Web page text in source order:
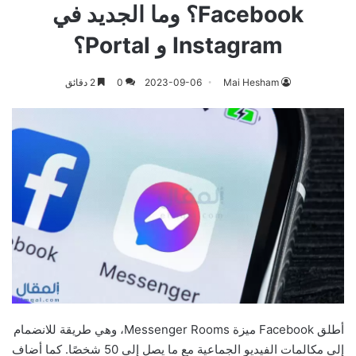
Facebook؟ وما الجديد في
Instagram و Portal؟
Mai Hesham
2023-09-06
0
أطلق Facebook ميزة Messenger Rooms، وهي طريقة للانضمام
إلى مكالمات الفيديو الجماعية مع ما يصل إلى 50 شخصًا. كما أضاف